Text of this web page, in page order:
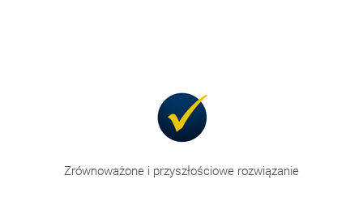
Zrównoważone i przyszłościowe rozwiązanie